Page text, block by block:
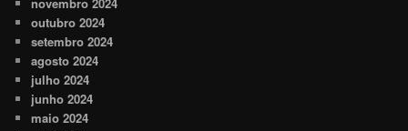
outubro 2024
setembro 2024
agosto 2024
julho 2024
junho 2024
maio 2024